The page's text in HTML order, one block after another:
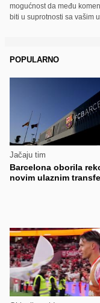
mogućnost da među
biti u suprotnosti sa vašim
POPULARNO
Jačaju tim
Barcelona oborila
novim ulaznim